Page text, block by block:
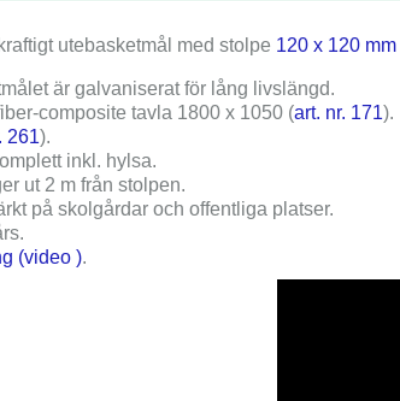
utebasketmål med stolpe 120 x 120 mm
är galvaniserat för lång livslängd.
composite tavla 1800 x 1050 (art. nr. 171).
261).
inkl. hylsa.
ut 2 m från stolpen.
på skolgårdar och offentliga platser.
.
(video ).